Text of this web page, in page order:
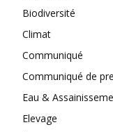
Biodiversité
Climat
Communiqué
Communiqué de
Eau &
Elevage